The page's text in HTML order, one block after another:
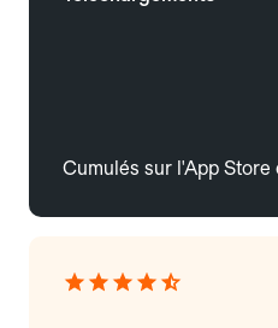
Cumulés sur l'App Store